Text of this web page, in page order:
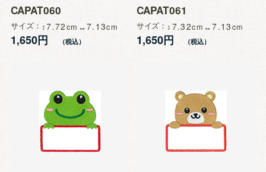
CAPAT060
サイズ 7.72 7.13
1,650円
CAPAT061
サイズ 7.32 7.13
1,650円